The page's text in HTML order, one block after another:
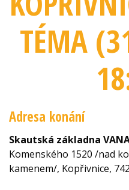
TÉMA
Adresa konání
Skautská základna
Komenského 1520 /nad
kamenem/, Kopřivnice,